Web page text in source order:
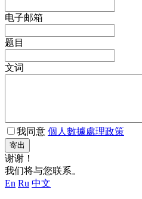
电子邮箱
题目
文词
我同意 個人數據處理政策
寄出
谢谢！
我们将与您联系。
En Ru 中文